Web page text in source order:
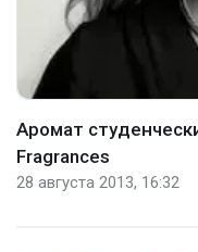
Аромат
Fragrances
28 августа 2013, 16:32